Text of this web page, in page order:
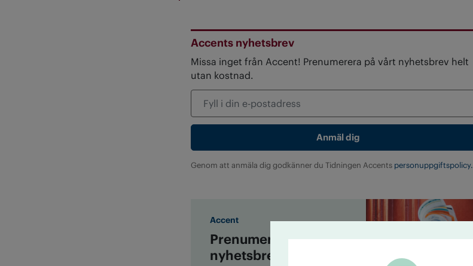
Accents nyhetsbrev
Missa inget från Accent! Prenumerera på vårt nyhetsbrev helt
utan kostnad.
Genom att anmäla dig godkänner du Tidningen Accents personuppgiftspolicy.
Accent
Prenumerera på vårt
nyhetsbrev!